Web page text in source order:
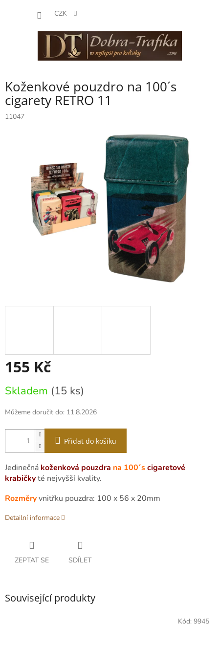
CZK
Koženkové pouzdro na 100´s
cigarety RETRO 11
11047
155 Kč
cena:
Skladem (15 ks)
Můžeme doručit do: 11.8.2026
Přidat do košíku
Jedinečná koženková pouzdra na 100´scigaretové
krabičkyté nejvyšší kvality.
Rozměryvnitřku pouzdra: 100 x 56 x 20mm
Detailní informace
ZEPTAT SE SDÍLET
Související produkty
Kód: 9945